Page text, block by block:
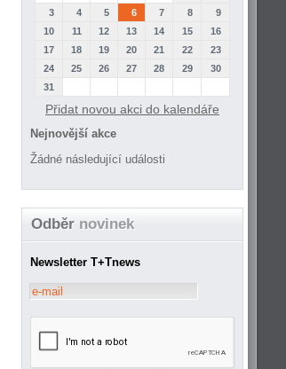
3
4 5 6 7 8
9
10
11 12 13 14 15
16
17
18 19 20 21 22
23
24
25 26 27 28 29
30
31
Přidat novou akci do kalendáře
Nejnovější akce
Žádné následující události
Odběr novinek
Newsletter T+Tnews